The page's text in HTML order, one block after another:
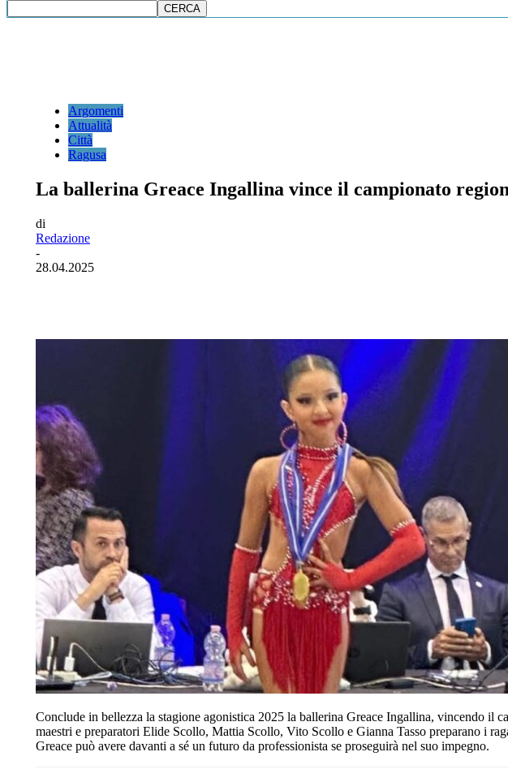
Argomenti
Attualità
Città
Ragusa
La ballerina Greace Ingallina vince il campionato
di
Redazione
-
28.04.2025
Conclude in bellezza la stagione agonistica 2025 la ballerina Greace Ingallina, vincendo il
maestri e preparatori Elide Scollo, Mattia Scollo, Vito Scollo e Gianna Tasso preparano i
Greace può avere davanti a sé un futuro da professionista se proseguirà nel suo impegno.